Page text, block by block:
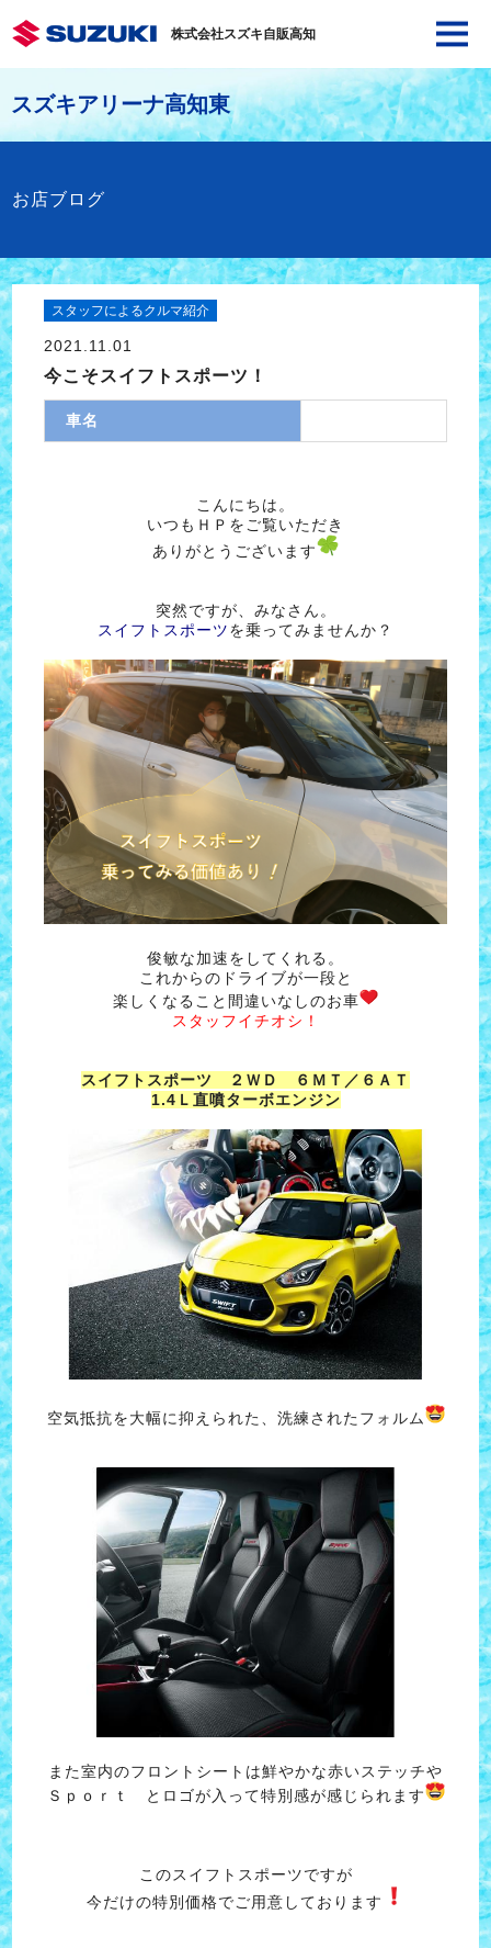
株式会社スズキ自販高知
スズキアリーナ高知東
お店ブログ
スタッフによるクルマ紹介
2021.11.01
今こそスイフトスポーツ！
車名
こんにちは。
いつもＨＰをご覧いただき
ありがとうございます
突然ですが、みなさん。
スイフトスポーツを乗ってみませんか？
俊敏な加速をしてくれる。
これからのドライブが一段と
楽しくなること間違いなしのお車
スタッフイチオシ！
スイフトスポーツ ２ＷＤ ６ＭＴ／６ＡＴ
1.4Ｌ直噴ターボエンジン
空気抵抗を大幅に抑えられた、洗練されたフォルム
また室内のフロントシートは鮮やかな赤いステッチや
Ｓｐｏｒｔ とロゴが入って特別感が感じられます
このスイフトスポーツですが
今だけの特別価格でご用意しております